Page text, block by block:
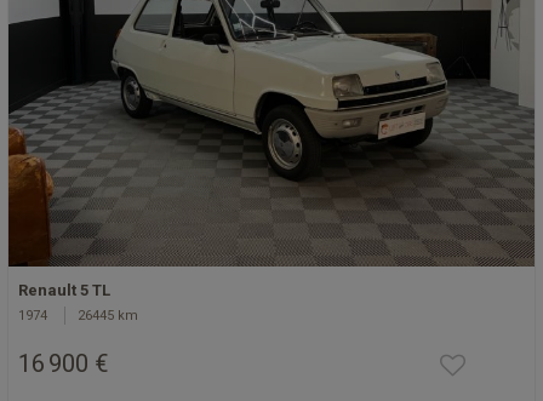
Renault 5 TL
1974 26445 km
16 900 €